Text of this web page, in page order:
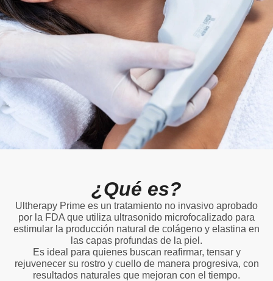
¿Qué es?
Ultherapy Prime es un tratamiento no invasivo aprobado
por la FDA que utiliza ultrasonido microfocalizado para
estimular la producción natural de colágeno y elastina en
las capas profundas de la piel.
Es ideal para quienes buscan reafirmar, tensar y
rejuvenecer su rostro y cuello de manera progresiva, con
resultados naturales que mejoran con el tiempo.